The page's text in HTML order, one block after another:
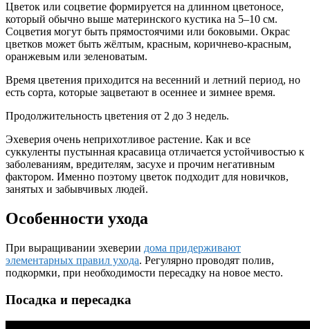
Цветок или соцветие формируется на длинном цветоносе,
который обычно выше материнского кустика на 5–10 см.
Соцветия могут быть прямостоячими или боковыми. Окрас
цветков может быть жёлтым, красным, коричнево-красным,
оранжевым или зеленоватым.
Время цветения приходится на весенний и летний период, но
есть сорта, которые зацветают в осеннее и зимнее время.
Продолжительность цветения от 2 до 3 недель.
Эхеверия очень неприхотливое растение. Как и все
суккуленты пустынная красавица отличается устойчивостью к
заболеваниям, вредителям, засухе и прочим негативным
фактором. Именно поэтому цветок подходит для новичков,
занятых и забывчивых людей.
Особенности ухода
При выращивании эхеверии дома придерживают
элементарных правил ухода. Регулярно проводят полив,
подкормки, при необходимости пересадку на новое место.
Посадка и пересадка